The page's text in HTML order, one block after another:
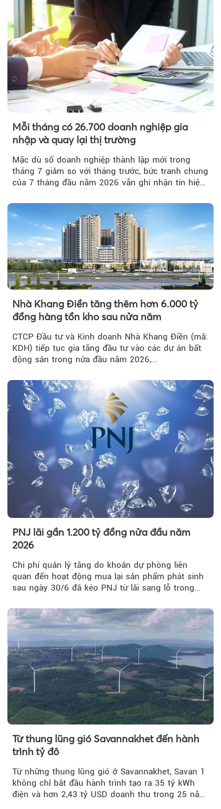
Mỗi tháng có 26.700 doanh nghiệp gia
nhập và quay lại thị trường
Mặc dù số doanh nghiệp thành lập mới trong
tháng 7 giảm so với tháng trước, bức tranh chung
của 7 tháng đầu năm 2026 vẫn ghi nhận tín hiệu
Nhà Khang Điền tăng thêm hơn 6.000 tỷ
đồng hàng tồn kho sau nửa năm
CTCP Đầu tư và Kinh doanh Nhà Khang Điền (mã:
KDH) tiếp tục gia tăng đầu tư vào các dự án bất
động sản trong nửa đầu năm 2026,...
PNJ lãi gần 1.200 tỷ đồng nửa đầu năm
2026
Chi phí quản lý tăng do khoản dự phòng liên
quan đến hoạt động mua lại sản phẩm phát sinh
sau ngày 30/6 đã kéo PNJ từ lãi sang lỗ trong
Từ thung lũng gió Savannakhet đến hành
trình tỷ đô
Từ những thung lũng gió ở Savannakhet, Savan 1
không chỉ bắt đầu hành trình tạo ra 35 tỷ kWh
điện và hơn 2,43 tỷ USD doanh thu trong 25 năm